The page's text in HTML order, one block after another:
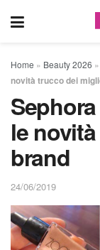
Home » Beauty 2026 »
novità trucco dei
le
brand
24/06/2019